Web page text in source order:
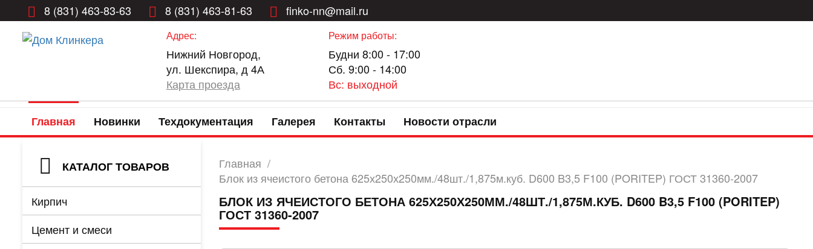
8 (831) 463-83-63 8 (831) 463-81-63 finko-nn@mail.ru
Адрес:
Нижний Новгород,
ул. Шекспира, д 4А
Карта проезда
Режим работы:
Будни 8:00 - 17:00
Сб. 9:00 - 14:00
Вс: выходной
Главная Новинки Техдокументация Галерея Контакты Новости отрасли
КАТАЛОГ ТОВАРОВ
Кирпич
Цемент и смеси
Главная /
Блок из ячеистого бетона 625х250х250мм./48шт./1,875м.куб. D600 B3,5 F100 (PORITEP) ГОСТ 31360-2007
БЛОК ИЗ ЯЧЕИСТОГО БЕТОНА 625Х250Х250ММ./48ШТ./1,875М.КУБ. D600 B3,5 F100 (PORITEP)
ГОСТ 31360-2007